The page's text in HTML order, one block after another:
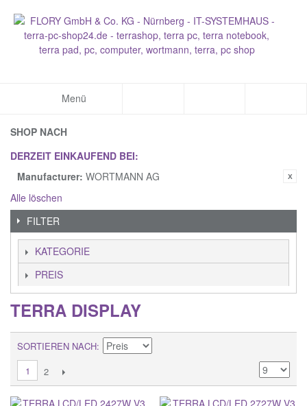
Menü
SHOP NACH
DERZEIT EINKAUFEND BEI:
Manufacturer: WORTMANN AG
Alle löschen
FILTER
KATEGORIE
PREIS
TERRA DISPLAY
SORTIEREN NACH
1
2